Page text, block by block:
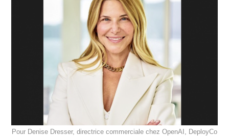
Pour Denise Dresser, directrice commerciale chez OpenAI, DeployCo